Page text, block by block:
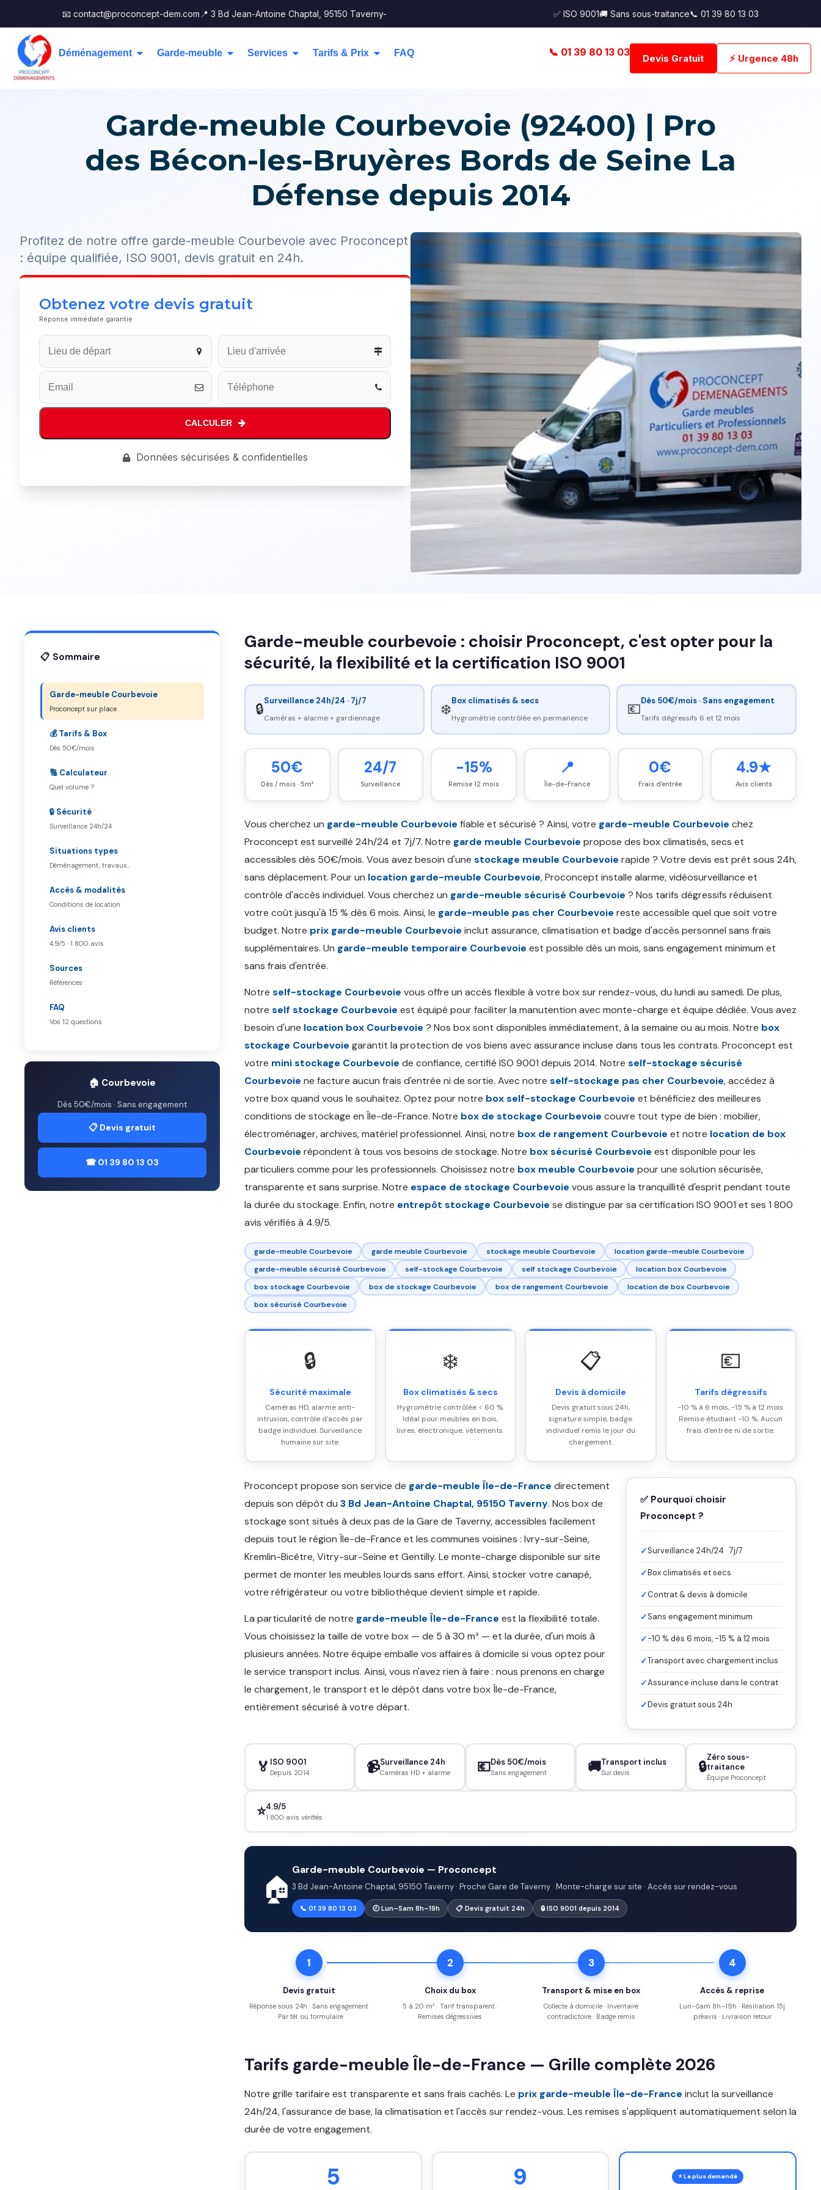
📧 contact@proconcept-dem.com 📍 3 Bd Jean-Antoine Chaptal, 95150 Taverny- ✅ ISO 9001🚚 Sans sous-traitance📞 01 39 80 13 03
Déménagement Garde-meuble Services Tarifs & Prix FAQ 📞 01 39 80 13 03
Devis Gratuit ⚡ Urgence 48h
Garde-meuble Courbevoie (92400) | Pro
des Bécon-les-Bruyères Bords de Seine La
Défense depuis 2014
Profitez de notre offre garde-meuble Courbevoie avec Proconcept
: équipe qualifiée, ISO 9001, devis gratuit en 24h.
Obtenez votre devis gratuit
Réponse immédiate garantie
CALCULER
Données sécurisées & confidentielles
📋 Sommaire
Garde-meuble Courbevoie
Proconcept sur place
💰 Tarifs & Box
Dès 50€/mois
🔢 Calculateur
Quel volume ?
🔒 Sécurité
Surveillance 24h/24
Situations types
Déménagement, travaux…
Accès & modalités
Conditions de location
Avis clients
4.9/5 · 1 800 avis
Sources
Références
FAQ
Vos 12 questions
🏠 Courbevoie
Dès 50€/mois · Sans engagement
📋 Devis gratuit
☎ 01 39 80 13 03
Garde-meuble courbevoie : choisir Proconcept, c'est opter pour la
sécurité, la flexibilité et la certification ISO 9001
🔒Surveillance 24h/24 · 7j/7
Caméras + alarme + gardiennage ❄️Box climatisés & secs
Hygrométrie contrôlée en permanence 💶Dès 50€/mois · Sans engagement
Tarifs dégressifs 6 et 12 mois
50€
Dès / mois · 5m³
24/7
Surveillance
-15%
Remise 12 mois
📍
Île-de-France
0€
Frais d'entrée
4.9★
Avis clients
Vous cherchez un garde-meuble Courbevoie fiable et sécurisé ? Ainsi, votre garde-meuble Courbevoie chez
Proconcept est surveillé 24h/24 et 7j/7. Notre garde meuble Courbevoie propose des box climatisés, secs et
accessibles dès 50€/mois. Vous avez besoin d'une stockage meuble Courbevoie rapide ? Votre devis est prêt sous 24h,
sans déplacement. Pour un location garde-meuble Courbevoie, Proconcept installe alarme, vidéosurveillance et
contrôle d'accès individuel. Vous cherchez un garde-meuble sécurisé Courbevoie ? Nos tarifs dégressifs réduisent
votre coût jusqu'à 15 % dès 6 mois. Ainsi, le garde-meuble pas cher Courbevoie reste accessible quel que soit votre
budget. Notre prix garde-meuble Courbevoie inclut assurance, climatisation et badge d'accès personnel sans frais
supplémentaires. Un garde-meuble temporaire Courbevoie est possible dès un mois, sans engagement minimum et
sans frais d'entrée.
Notre self-stockage Courbevoie vous offre un accès flexible à votre box sur rendez-vous, du lundi au samedi. De plus,
notre self stockage Courbevoie est équipé pour faciliter la manutention avec monte-charge et équipe dédiée. Vous avez
besoin d'une location box Courbevoie ? Nos box sont disponibles immédiatement, à la semaine ou au mois. Notre box
stockage Courbevoie garantit la protection de vos biens avec assurance incluse dans tous les contrats. Proconcept est
votre mini stockage Courbevoie de confiance, certifié ISO 9001 depuis 2014. Notre self-stockage sécurisé
Courbevoie ne facture aucun frais d'entrée ni de sortie. Avec notre self-stockage pas cher Courbevoie, accédez à
votre box quand vous le souhaitez. Optez pour notre box self-stockage Courbevoie et bénéficiez des meilleures
conditions de stockage en Île-de-France. Notre box de stockage Courbevoie couvre tout type de bien : mobilier,
électroménager, archives, matériel professionnel. Ainsi, notre box de rangement Courbevoie et notre location de box
Courbevoie répondent à tous vos besoins de stockage. Notre box sécurisé Courbevoie est disponible pour les
particuliers comme pour les professionnels. Choisissez notre box meuble Courbevoie pour une solution sécurisée,
transparente et sans surprise. Notre espace de stockage Courbevoie vous assure la tranquillité d'esprit pendant toute
la durée du stockage. Enfin, notre entrepôt stockage Courbevoie se distingue par sa certification ISO 9001 et ses 1 800
avis vérifiés à 4.9/5.
garde-meuble Courbevoie garde meuble Courbevoie stockage meuble Courbevoie
location garde-meuble Courbevoie
garde-meuble sécurisé Courbevoie
self-stockage Courbevoie self stockage Courbevoie
location box Courbevoie
box stockage Courbevoie
box de stockage Courbevoie box de rangement Courbevoie
location de box Courbevoie
box sécurisé Courbevoie
🔒
Sécurité maximale
Caméras HD, alarme anti-
intrusion, contrôle d'accès par
badge individuel. Surveillance
humaine sur site.
❄️
Box climatisés & secs
Hygrométrie contrôlée < 60 %.
Idéal pour meubles en bois,
livres, électronique, vêtements.
📋
Devis à domicile
Devis gratuit sous 24h,
signature simple, badge
individuel remis le jour du
chargement.
💶
Tarifs dégressifs
-10 % à 6 mois, -15 % à 12 mois.
Remise étudiant -10 %. Aucun
frais d'entrée ni de sortie.
Proconcept propose son service de garde-meuble Île-de-France directement
depuis son dépôt du 3 Bd Jean-Antoine Chaptal, 95150 Taverny. Nos box de
stockage sont situés à deux pas de la Gare de Taverny, accessibles facilement
depuis tout le région Île-de-France et les communes voisines : Ivry-sur-Seine,
Kremlin-Bicêtre, Vitry-sur-Seine et Gentilly. Le monte-charge disponible sur site
permet de monter les meubles lourds sans effort. Ainsi, stocker votre canapé,
votre réfrigérateur ou votre bibliothèque devient simple et rapide.
La particularité de notre garde-meuble Île-de-France est la flexibilité totale.
Vous choisissez la taille de votre box — de 5 à 30 m³ — et la durée, d'un mois à
plusieurs années. Notre équipe emballe vos affaires à domicile si vous optez pour
le service transport inclus. Ainsi, vous n'avez rien à faire : nous prenons en charge
le chargement, le transport et le dépôt dans votre box Île-de-France,
entièrement sécurisé à votre départ.
✅ Pourquoi choisir
Proconcept ?
✓Surveillance 24h/24 · 7j/7
✓Box climatisés et secs
✓Contrat & devis à domicile
✓Sans engagement minimum
✓-10 % dès 6 mois, -15 % à 12 mois
✓Transport avec chargement inclus
✓Assurance incluse dans le contrat
✓Devis gratuit sous 24h
🏅 ISO 9001
Depuis 2014 📹Surveillance 24h
Caméras HD + alarme 💶Dès 50€/mois
Sans engagement 🚚Transport inclus
Sur devis 🔒
Zéro sous-
traitance
Équipe Proconcept
⭐4.9/5
1 800 avis vérifiés
🏠
Garde-meuble Courbevoie — Proconcept
3 Bd Jean-Antoine Chaptal, 95150 Taverny · Proche Gare de Taverny · Monte-charge sur site · Accès sur rendez-vous
📞 01 39 80 13 03 🕗 Lun–Sam 8h–19h 📋 Devis gratuit 24h 🔒 ISO 9001 depuis 2014
1
Devis gratuit
Réponse sous 24h · Sans engagement
· Par tél. ou formulaire
2
Choix du box
5 à 20 m³ · Tarif transparent ·
Remises dégressives
3
Transport & mise en box
Collecte à domicile · Inventaire
contradictoire · Badge remis
4
Accès & reprise
Lun–Sam 8h–19h · Résiliation 15j
préavis · Livraison retour
Tarifs garde-meuble Île-de-France — Grille complète 2026
Notre grille tarifaire est transparente et sans frais cachés. Le prix garde-meuble Île-de-France inclut la surveillance
24h/24, l'assurance de base, la climatisation et l'accès sur rendez-vous. Les remises s'appliquent automatiquement selon la
durée de votre engagement.
5 9 ⭐ Le plus demandé